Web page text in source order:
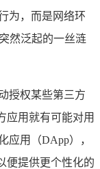
为，而是网络环
然泛起的一丝涟
授权某些第三方
应用就有可能对用
应用（DApp），
便提供更个性化的